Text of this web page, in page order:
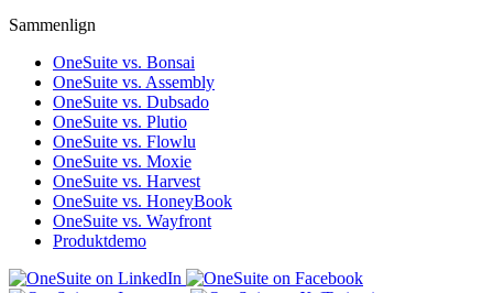
Sammenlign
OneSuite vs. Bonsai
OneSuite vs. Assembly
OneSuite vs. Dubsado
OneSuite vs. Plutio
OneSuite vs. Flowlu
OneSuite vs. Moxie
OneSuite vs. Harvest
OneSuite vs. HoneyBook
OneSuite vs. Wayfront
Produktdemo